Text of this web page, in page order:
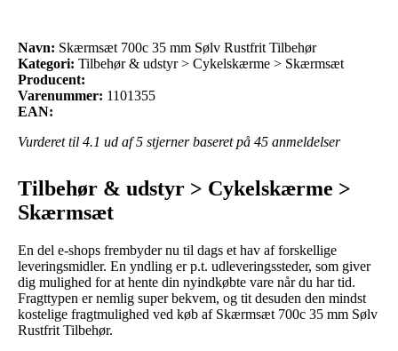
Navn: Skærmsæt 700c 35 mm Sølv Rustfrit Tilbehør
Kategori: Tilbehør & udstyr > Cykelskærme > Skærmsæt
Producent:
Varenummer: 1101355
EAN:
Vurderet til 4.1 ud af 5 stjerner baseret på 45 anmeldelser
Tilbehør & udstyr > Cykelskærme >
Skærmsæt
En del e-shops frembyder nu til dags et hav af forskellige
leveringsmidler. En yndling er p.t. udleveringssteder, som giver
dig mulighed for at hente din nyindkøbte vare når du har tid.
Fragttypen er nemlig super bekvem, og tit desuden den mindst
kostelige fragtmulighed ved køb af Skærmsæt 700c 35 mm Sølv
Rustfrit Tilbehør.